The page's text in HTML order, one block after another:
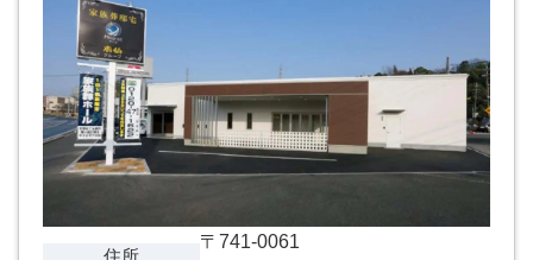
住所
〒741-0061